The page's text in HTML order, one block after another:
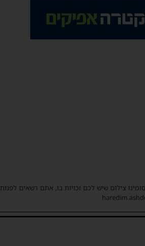
צילום שיש לכם זכויות בו, אתם רשאים לפנות